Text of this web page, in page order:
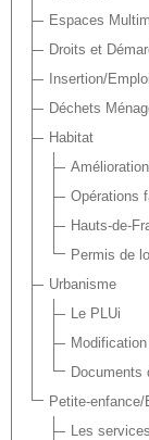
Espaces
Droits et
Insertion/Emploi
Déchets
Habitat
Opérations
Hauts-de-
Permis de
Urbanisme
Le PLUi
Documents
Petite-
Les services